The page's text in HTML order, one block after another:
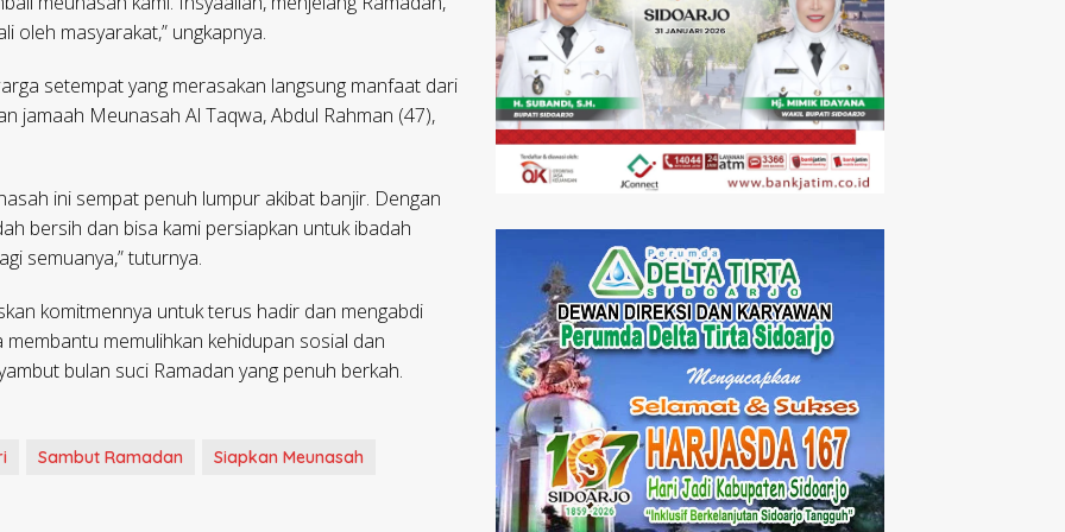
oleh masyarakat,” ungkapnya.
setempat yang merasakan langsung manfaat dari
jamaah Meunasah Al Taqwa, Abdul Rahman (47),
ini sempat penuh lumpur akibat banjir. Dengan
bersih dan bisa kami persiapkan untuk ibadah
semuanya,” tuturnya.
komitmennya untuk terus hadir dan mengabdi
memulihkan kehidupan sosial dan
bulan suci Ramadan yang penuh berkah.
Sambut Ramadan Siapkan Meunasah